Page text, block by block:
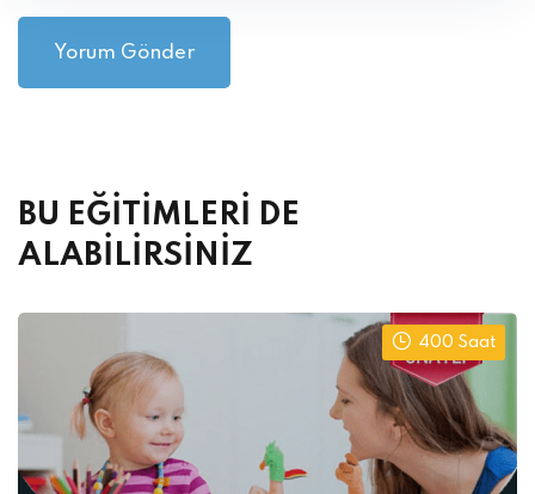
BU EĞİTİMLERİ DE
ALABİLİRSİNİZ
400 Saat